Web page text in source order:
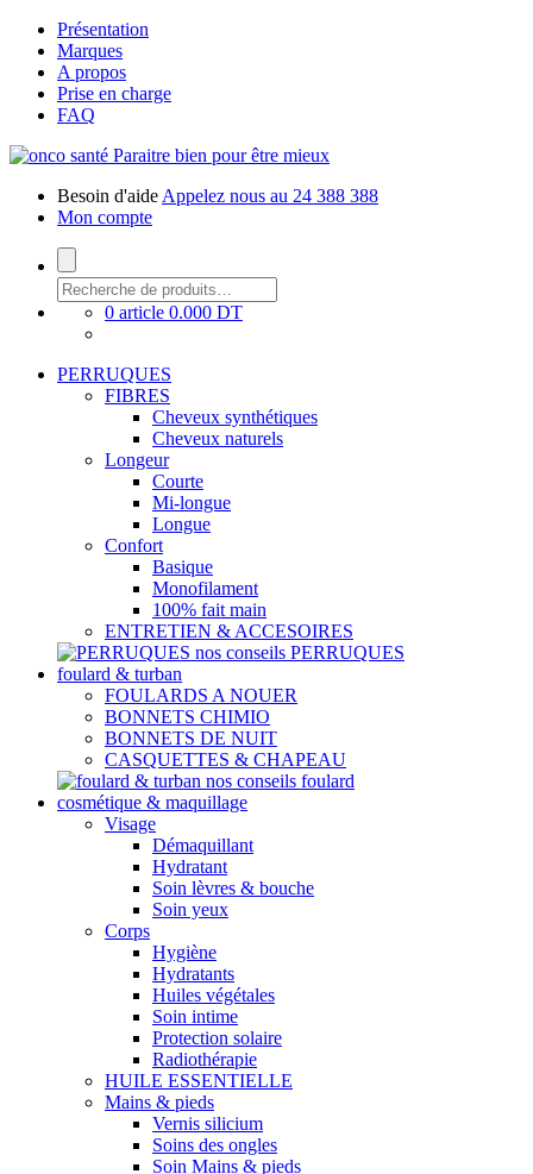
Présentation
Marques
A propos
Prise en charge
FAQ
Paraitre bien pour être mieux
Besoin d'aide Appelez nous au 24 388 388
Mon compte
0 article 0.000 DT
PERRUQUES
FIBRES
Cheveux synthétiques
Cheveux naturels
Longeur
Courte
Mi-longue
Longue
Confort
Basique
Monofilament
100% fait main
ENTRETIEN & ACCESOIRES
nos conseils PERRUQUES
foulard & turban
FOULARDS A NOUER
BONNETS CHIMIO
BONNETS DE NUIT
CASQUETTES & CHAPEAU
nos conseils foulard
cosmétique & maquillage
Visage
Démaquillant
Hydratant
Soin lèvres & bouche
Soin yeux
Corps
Hygiène
Hydratants
Huiles végétales
Soin intime
Protection solaire
Radiothérapie
HUILE ESSENTIELLE
Mains & pieds
Vernis silicium
Soins des ongles
Soin Mains & pieds